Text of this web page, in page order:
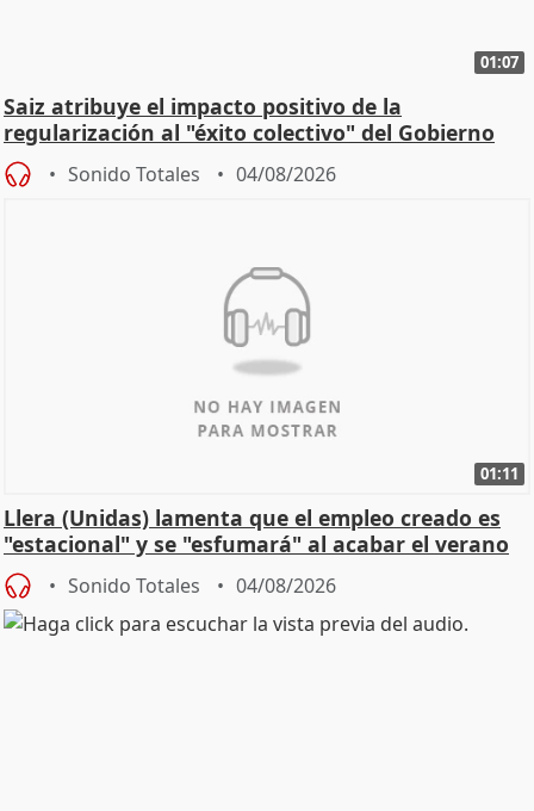
01:07
Saiz atribuye el impacto positivo de la
regularización al "éxito colectivo" del Gobierno
Sonido Totales 04/08/2026
01:11
Llera (Unidas) lamenta que el empleo creado es
"estacional" y se "esfumará" al acabar el verano
Sonido Totales 04/08/2026